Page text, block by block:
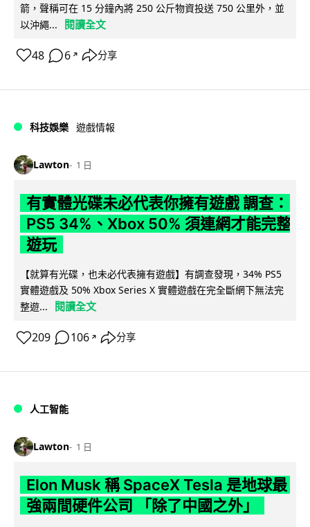
箭，聲稱可在 15 分鐘內將 250 公斤物資投送 750 公里外，並
以沖繩...
閱讀全文
48 6 ↗ 分享
科技娛樂 遊戲情報
Lawton 1 日
有實體光碟未必代表你擁有遊戲 調查：
PS5 34%、Xbox 50% 須連網才能完整
遊玩
【就算有光碟，也未必代表擁有遊戲】有調查發現，34% PS5
實體遊戲及 50% Xbox Series X 實體遊戲在完全斷網下無法完
整遊...
閱讀全文
209 106 ↗ 分享
人工智能
Lawton 1 日
Elon Musk 稱 SpaceX Tesla 是地球最
強兩間硬件公司 「除了中國之外」